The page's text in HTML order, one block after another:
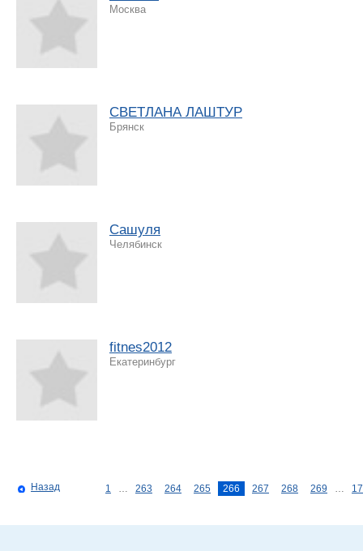
Москва
СВЕТЛАНА ЛАШТУР
Брянск
Сашуля
Челябинск
fitnes2012
Екатеринбург
Назад 1 263 264 265 266 267 268 269